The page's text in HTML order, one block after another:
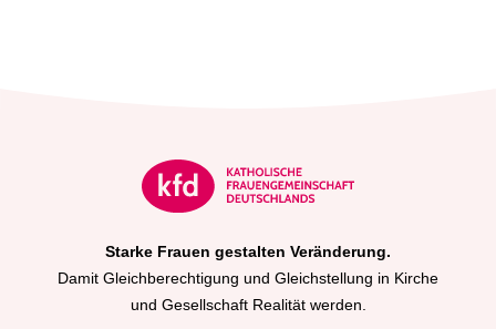
Starke Frauen gestalten Veränderung.
Damit Gleichberechtigung und Gleichstellung in Kirche
und Gesellschaft Realität werden.